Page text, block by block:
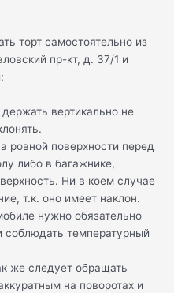
торт самостоятельно из
пр-кт, д. 37/1 и
вертикально не
ровной поверхности перед
либо в багажнике,
Ни в коем случае
т.к. оно имеет наклон.
нужно обязательно
соблюдать температурный
же следует обращать
на поворотах и